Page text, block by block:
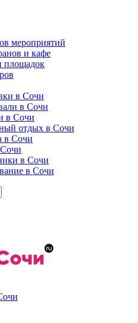
мероприятий
и кафе
площадок
в Сочи
в Сочи
в Сочи
отдых в Сочи
в Сочи
в Сочи
в Сочи